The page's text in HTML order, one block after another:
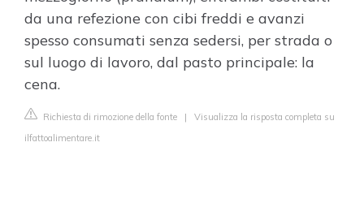
da una refezione con cibi freddi e avanzi
spesso consumati senza sedersi, per strada o
sul luogo di lavoro, dal pasto principale: la
cena.
Richiesta di rimozione della fonte | Visualizza la risposta completa su
ilfattoalimentare.it